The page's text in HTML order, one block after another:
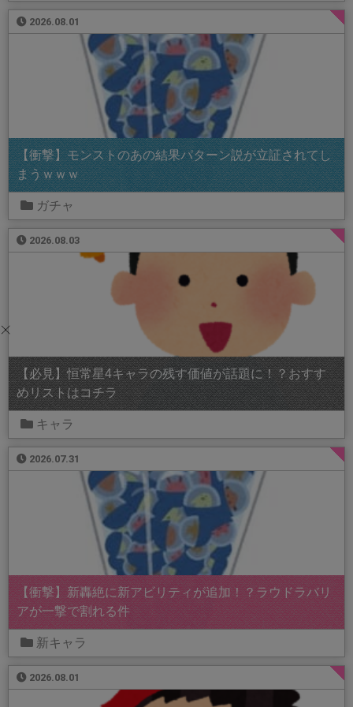
2026.08.01
【衝撃】モンストのあの結果パターン説が立証されてし
まうｗｗｗ
ガチャ
2026.08.03
【必見】恒常星4キャラの残す価値が話題に！？おすす
めリストはコチラ
キャラ
2026.07.31
【衝撃】新轟絶に新アビリティが追加！？ラウドラバリ
アが一撃で割れる件
新キャラ
2026.08.01